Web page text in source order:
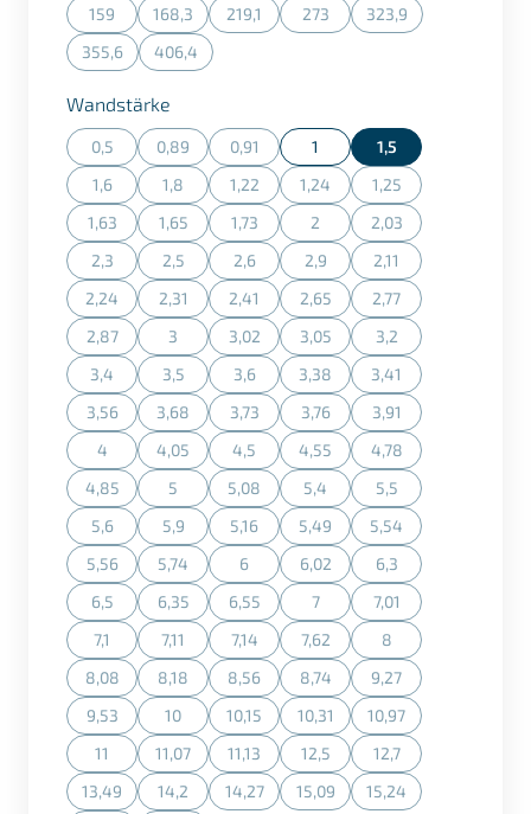
159
(Diese Option ist zurzeit nicht verfügbar.)
168,3
(Diese Option ist zurzeit nicht verfügbar.)
219,1
(Diese Option ist zurzeit nicht verfügbar.)
273
(Diese Option ist zurzeit nicht
323,9
(Diese Option ist
355,6
(Diese Option ist zurzeit nicht verfügbar.)
406,4
(Diese Option ist zurzeit nicht verfügbar.)
Wandstärke
0,5
(Diese Option ist zurzeit nicht verfügbar.)
0,89
(Diese Option ist zurzeit nicht verfügbar.)
0,91
(Diese Option ist zurzeit nicht verfügbar.)
1
1,5
1,6
(Diese Option ist zurzeit nicht verfügbar.)
1,8
(Diese Option ist zurzeit nicht verfügbar.)
1,22
(Diese Option ist zurzeit nicht verfügbar.)
1,24
(Diese Option ist zurzeit nicht
1,25
(Diese Option ist
1,63
(Diese Option ist zurzeit nicht verfügbar.)
1,65
(Diese Option ist zurzeit nicht verfügbar.)
1,73
(Diese Option ist zurzeit nicht verfügbar.)
2
(Diese Option ist zurzeit nicht
2,03
(Diese Option ist
2,3
(Diese Option ist zurzeit nicht verfügbar.)
2,5
(Diese Option ist zurzeit nicht verfügbar.)
2,6
(Diese Option ist zurzeit nicht verfügbar.)
2,9
(Diese Option ist zurzeit nicht
2,11
(Diese Option ist
2,24
(Diese Option ist zurzeit nicht verfügbar.)
2,31
(Diese Option ist zurzeit nicht verfügbar.)
2,41
(Diese Option ist zurzeit nicht verfügbar.)
2,65
(Diese Option ist zurzeit nicht
2,77
(Diese Option ist
2,87
(Diese Option ist zurzeit nicht verfügbar.)
3
(Diese Option ist zurzeit nicht verfügbar.)
3,02
(Diese Option ist zurzeit nicht verfügbar.)
3,05
(Diese Option ist zurzeit nicht
3,2
(Diese Option ist
3,4
(Diese Option ist zurzeit nicht verfügbar.)
3,5
(Diese Option ist zurzeit nicht verfügbar.)
3,6
(Diese Option ist zurzeit nicht verfügbar.)
3,38
(Diese Option ist zurzeit nicht
3,41
(Diese Option ist
3,56
(Diese Option ist zurzeit nicht verfügbar.)
3,68
(Diese Option ist zurzeit nicht verfügbar.)
3,73
(Diese Option ist zurzeit nicht verfügbar.)
3,76
(Diese Option ist zurzeit nicht
3,91
(Diese Option ist
4
(Diese Option ist zurzeit nicht verfügbar.)
4,05
(Diese Option ist zurzeit nicht verfügbar.)
4,5
(Diese Option ist zurzeit nicht verfügbar.)
4,55
(Diese Option ist zurzeit nicht
4,78
(Diese Option ist
4,85
(Diese Option ist zurzeit nicht verfügbar.)
5
(Diese Option ist zurzeit nicht verfügbar.)
5,08
(Diese Option ist zurzeit nicht verfügbar.)
5,4
(Diese Option ist zurzeit nicht
5,5
(Diese Option ist
5,6
(Diese Option ist zurzeit nicht verfügbar.)
5,9
(Diese Option ist zurzeit nicht verfügbar.)
5,16
(Diese Option ist zurzeit nicht verfügbar.)
5,49
(Diese Option ist zurzeit nicht
5,54
(Diese Option ist
5,56
(Diese Option ist zurzeit nicht verfügbar.)
5,74
(Diese Option ist zurzeit nicht verfügbar.)
6
(Diese Option ist zurzeit nicht verfügbar.)
6,02
(Diese Option ist zurzeit nicht
6,3
(Diese Option ist
6,5
(Diese Option ist zurzeit nicht verfügbar.)
6,35
(Diese Option ist zurzeit nicht verfügbar.)
6,55
(Diese Option ist zurzeit nicht verfügbar.)
7
(Diese Option ist zurzeit nicht
7,01
(Diese Option ist
7,1
(Diese Option ist zurzeit nicht verfügbar.)
7,11
(Diese Option ist zurzeit nicht verfügbar.)
7,14
(Diese Option ist zurzeit nicht verfügbar.)
7,62
(Diese Option ist zurzeit nicht
8
(Diese Option ist
8,08
(Diese Option ist zurzeit nicht verfügbar.)
8,18
(Diese Option ist zurzeit nicht verfügbar.)
8,56
(Diese Option ist zurzeit nicht verfügbar.)
8,74
(Diese Option ist zurzeit nicht
9,27
(Diese Option ist
9,53
(Diese Option ist zurzeit nicht verfügbar.)
10
(Diese Option ist zurzeit nicht verfügbar.)
10,15
(Diese Option ist zurzeit nicht verfügbar.)
10,31
(Diese Option ist zurzeit nicht
10,97
(Diese Option ist
11
(Diese Option ist zurzeit nicht verfügbar.)
11,07
(Diese Option ist zurzeit nicht verfügbar.)
11,13
(Diese Option ist zurzeit nicht verfügbar.)
12,5
(Diese Option ist zurzeit nicht
12,7
(Diese Option ist
13,49
(Diese Option ist zurzeit nicht verfügbar.)
14,2
(Diese Option ist zurzeit nicht verfügbar.)
14,27
(Diese Option ist zurzeit nicht verfügbar.)
15,09
(Diese Option ist zurzeit nicht
15,24
(Diese Option ist